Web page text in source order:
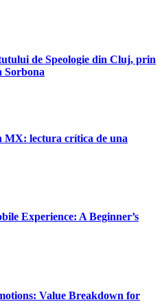
de Speologie din Cluj, prin
Sorbona
MX: lectura crítica de una
Experience: A Beginner’s
Value Breakdown for